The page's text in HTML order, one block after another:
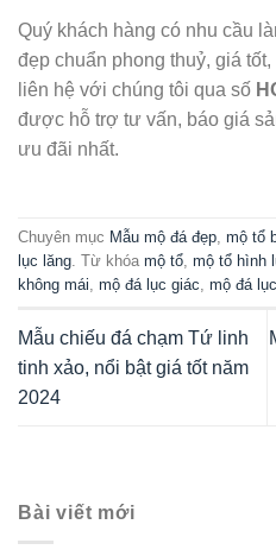
Quý khách hàng có nhu cầu
đẹp chuẩn phong thuỷ, giá
liên hệ với chúng tôi qua số
được hỗ trợ tư vấn, báo giá
ưu đãi nhất.
Chuyên mục Mẫu mộ đá đẹp, mộ tổ
lục lăng. Từ khóa mộ tổ, mộ tổ hình
không mái, mộ đá lục giác, mộ đá
Mẫu chiếu đá chạm Tứ linh
tinh xảo, nổi bật giá tốt năm
2024
Bài viết mới